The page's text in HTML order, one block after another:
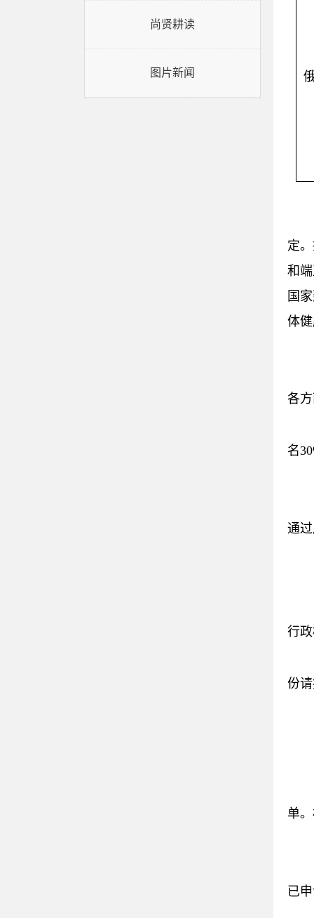
尚贤耕读
图片新闻
定
和
国
体
各
名
通
行
份
单
已